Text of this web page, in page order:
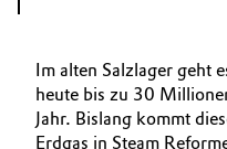
Im alten Salzlager geht
heute bis zu 30
Jahr. Bislang kommt
Erdgas in Steam